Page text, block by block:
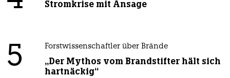
Stromkrise mit Ansage
5 Forstwissenschaftler über Brände
„Der Mythos vom Brandstifter hält sich
hartnäckig“